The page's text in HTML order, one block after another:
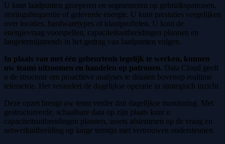
U kunt laadpunten groeperen en segmenteren op gebruikspatronen,
storingsfrequentie of geleverde energie. U kunt prestaties vergelijken
over locaties, hardwaretypes of klantprofielen. U kunt de
energievraag voorspellen, capaciteitsuitbreidingen plannen en
langetermijntrends in het gedrag van laadpunten volgen.
In plaats van met één gebeurtenis tegelijk te werken, kunnen
uw teams uitzoomen en handelen op patronen. Data Cloud geeft
u de structuur om proactieve analyses te draaien bovenop realtime
telemetrie. Het verandert de dagelijkse operatie in strategisch inzicht.
Deze opzet brengt uw team verder dan dagelijkse monitoring. Met
gestructureerde, schaalbare data op zijn plaats kunt u
capaciteitsuitbreidingen plannen, assets afstemmen op de vraag en
netwerkuitbreiding op lange termijn met vertrouwen ondersteunen.